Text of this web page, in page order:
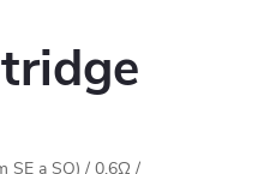
SE a SQ) / 0,6Ω /